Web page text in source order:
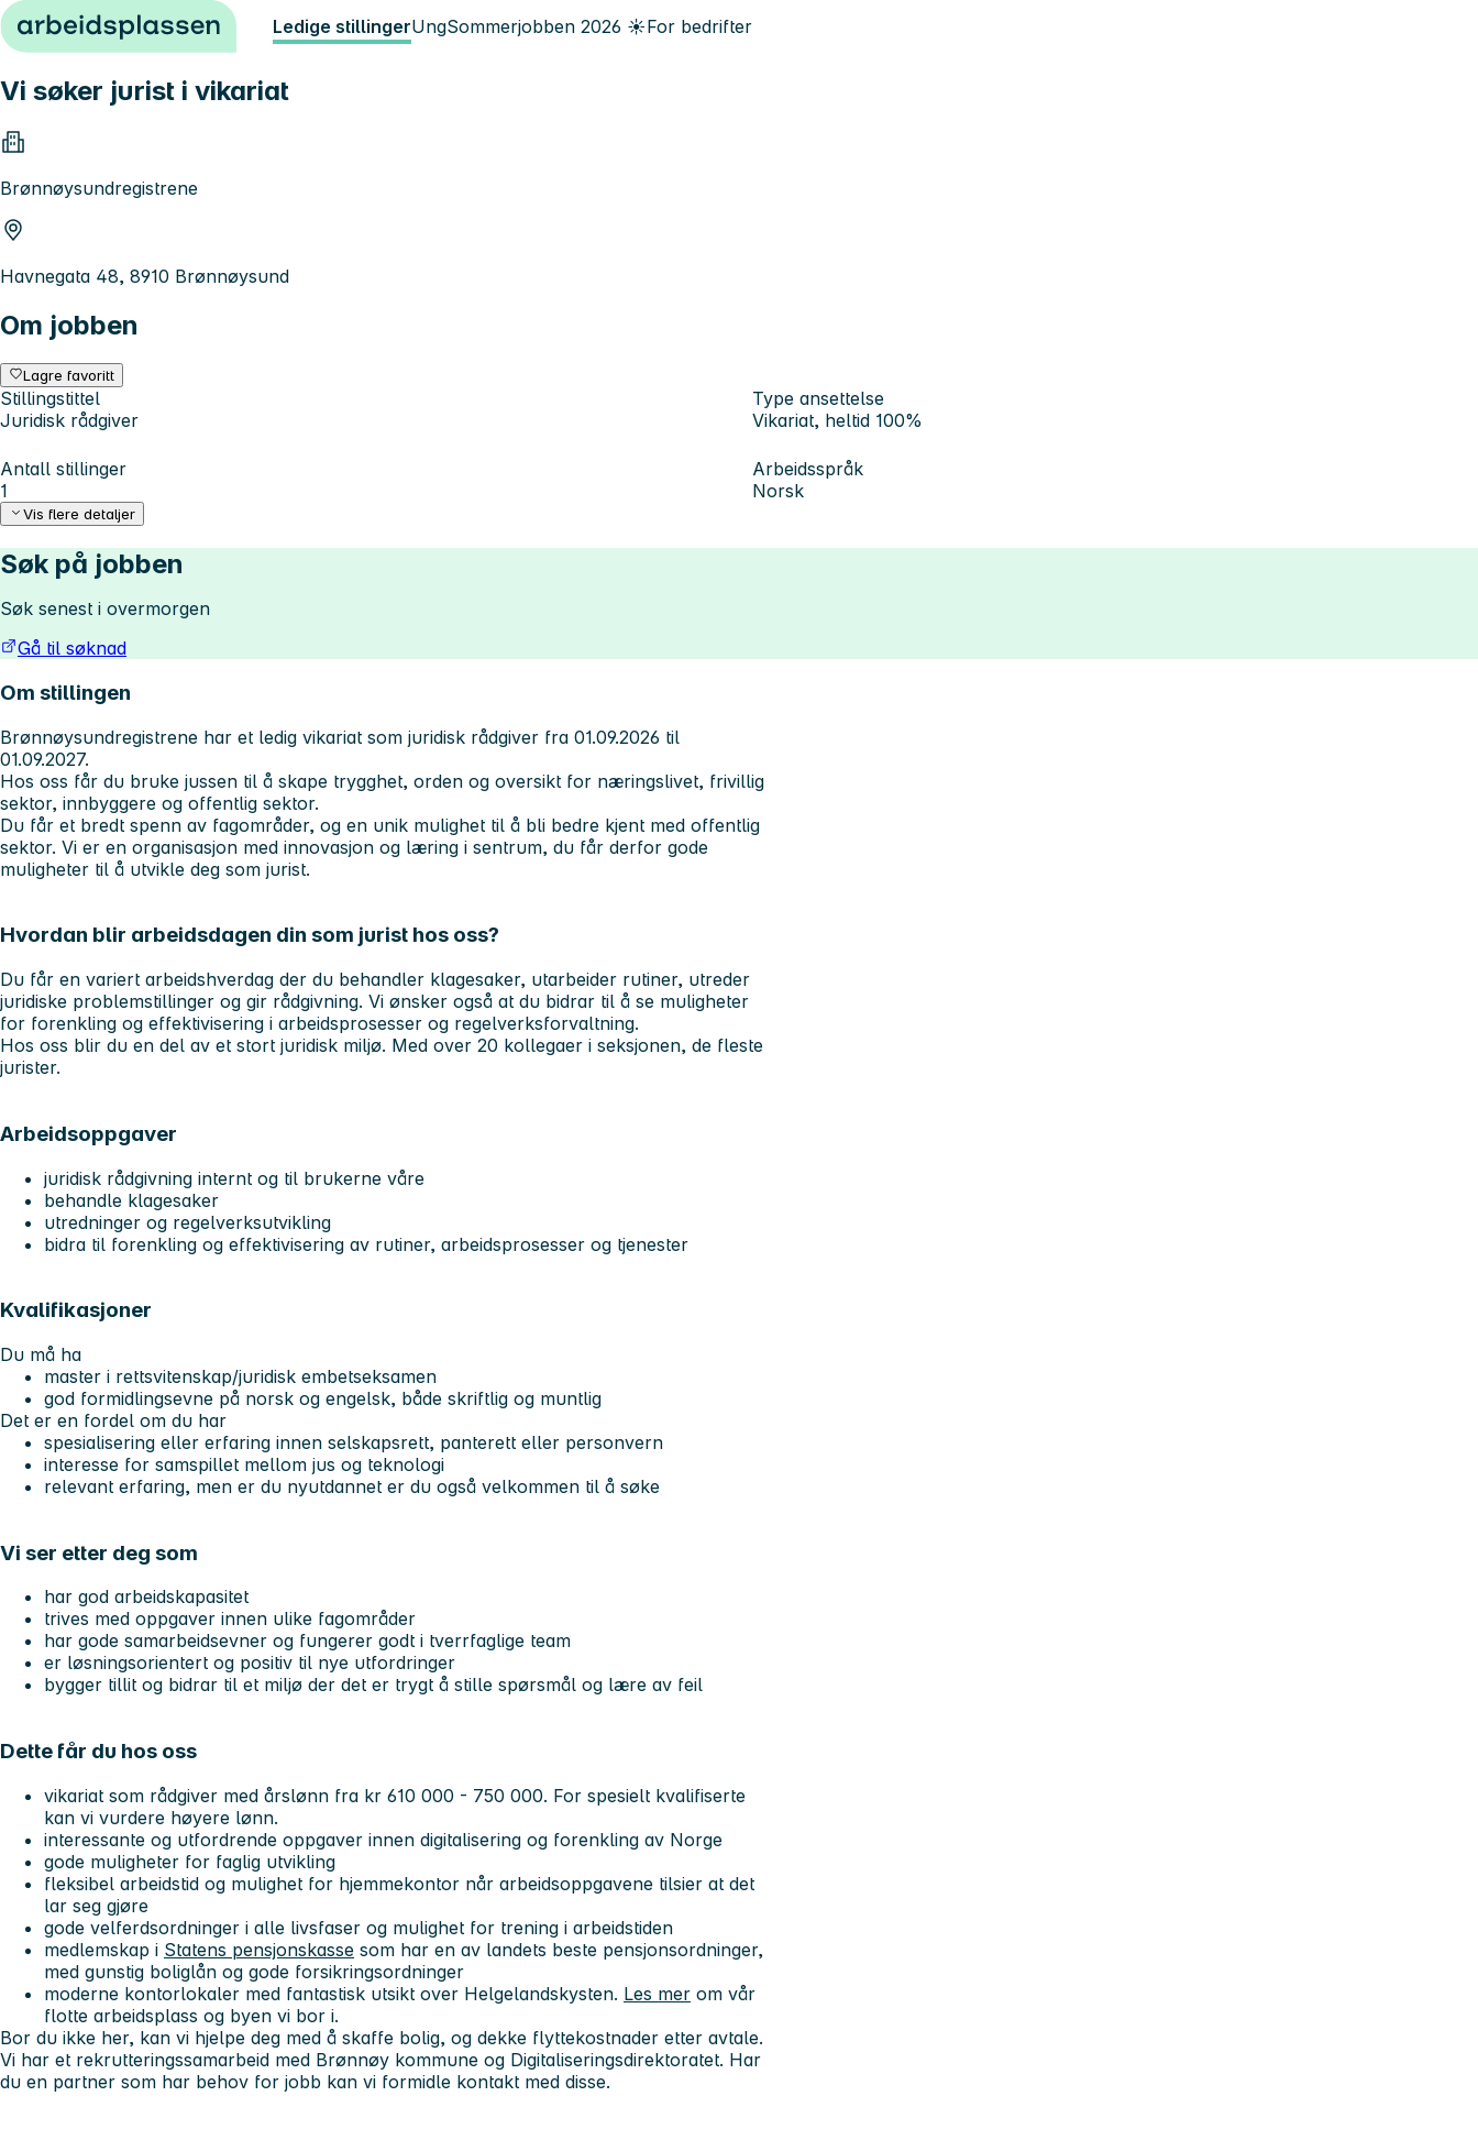
Hopp til innhold Ledige stillingerUngSommerjobben 2026 ☀️For bedrifter
Vi søker jurist i vikariat
Brønnøysundregistrene
Havnegata 48, 8910 Brønnøysund
Om jobben
Lagre favoritt
Stillingstittel
Juridisk rådgiver
Type ansettelse
Vikariat, heltid 100%
Antall stillinger
1
Arbeidsspråk
Norsk
Vis flere detaljer
Søk på jobben
Søk senest i overmorgen
Gå til søknad
Om stillingen
Brønnøysundregistrene har et ledig vikariat som juridisk rådgiver fra 01.09.2026 til
01.09.2027.
Hos oss får du bruke jussen til å skape trygghet, orden og oversikt for næringslivet, frivillig
sektor, innbyggere og offentlig sektor.
Du får et bredt spenn av fagområder, og en unik mulighet til å bli bedre kjent med offentlig
sektor. Vi er en organisasjon med innovasjon og læring i sentrum, du får derfor gode
muligheter til å utvikle deg som jurist.
Hvordan blir arbeidsdagen din som jurist hos oss?
Du får en variert arbeidshverdag der du behandler klagesaker, utarbeider rutiner, utreder
juridiske problemstillinger og gir rådgivning. Vi ønsker også at du bidrar til å se muligheter
for forenkling og effektivisering i arbeidsprosesser og regelverksforvaltning.
Hos oss blir du en del av et stort juridisk miljø. Med over 20 kollegaer i seksjonen, de fleste
jurister.
Arbeidsoppgaver
juridisk rådgivning internt og til brukerne våre
behandle klagesaker
utredninger og regelverksutvikling
bidra til forenkling og effektivisering av rutiner, arbeidsprosesser og tjenester
Kvalifikasjoner
Du må ha
master i rettsvitenskap/juridisk embetseksamen
god formidlingsevne på norsk og engelsk, både skriftlig og muntlig
Det er en fordel om du har
spesialisering eller erfaring innen selskapsrett, panterett eller personvern
interesse for samspillet mellom jus og teknologi
relevant erfaring, men er du nyutdannet er du også velkommen til å søke
Vi ser etter deg som
har god arbeidskapasitet
trives med oppgaver innen ulike fagområder
har gode samarbeidsevner og fungerer godt i tverrfaglige team
er løsningsorientert og positiv til nye utfordringer
bygger tillit og bidrar til et miljø der det er trygt å stille spørsmål og lære av feil
Dette får du hos oss
vikariat som rådgiver med årslønn fra kr 610 000 - 750 000. For spesielt kvalifiserte
kan vi vurdere høyere lønn.
interessante og utfordrende oppgaver innen digitalisering og forenkling av Norge
gode muligheter for faglig utvikling
fleksibel arbeidstid og mulighet for hjemmekontor når arbeidsoppgavene tilsier at det
lar seg gjøre
gode velferdsordninger i alle livsfaser og mulighet for trening i arbeidstiden
medlemskap i Statens pensjonskasse som har en av landets beste pensjonsordninger,
med gunstig boliglån og gode forsikringsordninger
moderne kontorlokaler med fantastisk utsikt over Helgelandskysten. Les mer om vår
flotte arbeidsplass og byen vi bor i.
Bor du ikke her, kan vi hjelpe deg med å skaffe bolig, og dekke flyttekostnader etter avtale.
Vi har et rekrutteringssamarbeid med Brønnøy kommune og Digitaliseringsdirektoratet. Har
du en partner som har behov for jobb kan vi formidle kontakt med disse.